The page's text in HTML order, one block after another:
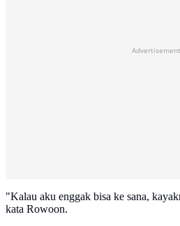
Advertisement
"Kalau aku enggak bisa ke sana,
kata Rowoon.